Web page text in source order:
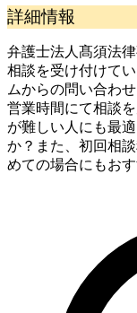
詳細情報
弁護士法人髙須法
相談を受け付けて
ムからの問い合わ
営業時間にて相談
が難しい人にも最
か？また、初回相
めての場合にもおす